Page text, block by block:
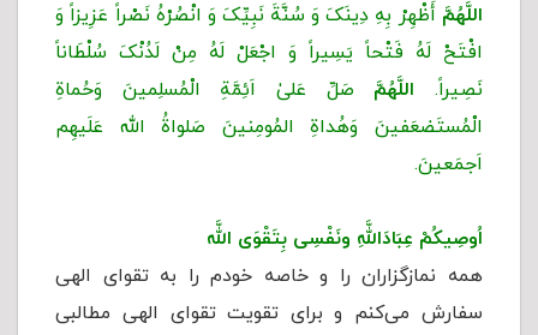
اللَّهُمَّ أَظْهِرْ بِهِ دِینَکَ وَ سُنَّةَ نَبِیِّکَ وَ انْصُرْهُ نَصْراً عَزِیزاً وَ
افْتَحْ لَهُ فَتْحاً یَسِیراً وَ اجْعَلْ لَهُ مِنْ لَدُنْکَ سُلْطَاناً
نَصِیراً. اللَّهُمَّ صَلِّ عَلیٰ اَئِمَّةِ الْمُسلِمینَ وَحُماةِ
الْمُستَضعَفینَ وَهُداةِ المُومِنینَ صَلواةُ الله عَلَیهِم
اَجمَعینَ.
اُوصِیكُمْ عِبَادَاللَّهِ ونَفْسِی بِتَقْوَى اللَّه
همه نمازگزاران را و خاصه خودم را به تقوای الهی
سفارش می‌کنم و برای تقویت تقوای الهی مطالبی